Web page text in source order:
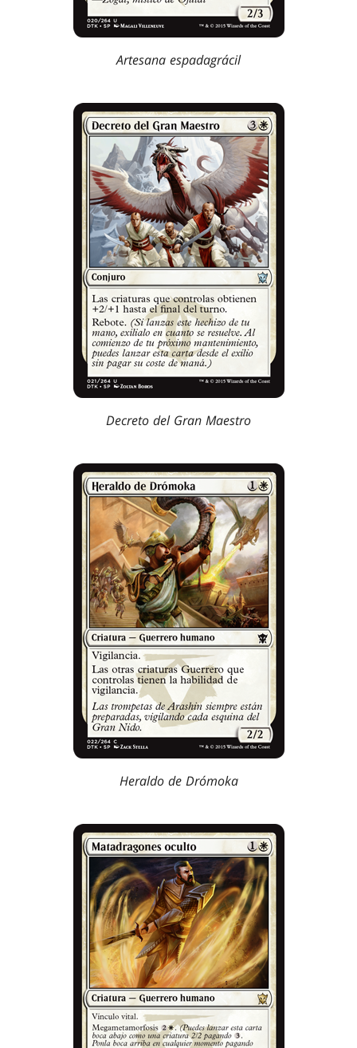
Artesana espadagrácil
Decreto del Gran Maestro
Heraldo de Drómoka